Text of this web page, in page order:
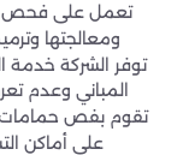
تعمل على فحص
ومعالجتها
توفر الشركة خدمة
المباني وعدم
تقوم بفص حمامات
على أماكن